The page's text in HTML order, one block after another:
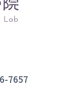
7657